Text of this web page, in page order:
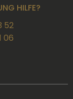
HILFE?
52
06